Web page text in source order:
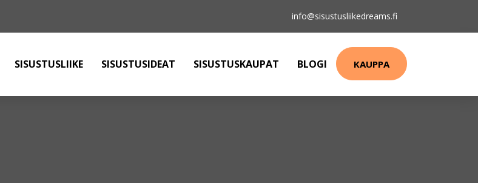
info@sisustusliikedreams.fi
SISUSTUSLIIKE SISUSTUSIDEAT SISUSTUSKAUPAT BLOGI KAUPPA